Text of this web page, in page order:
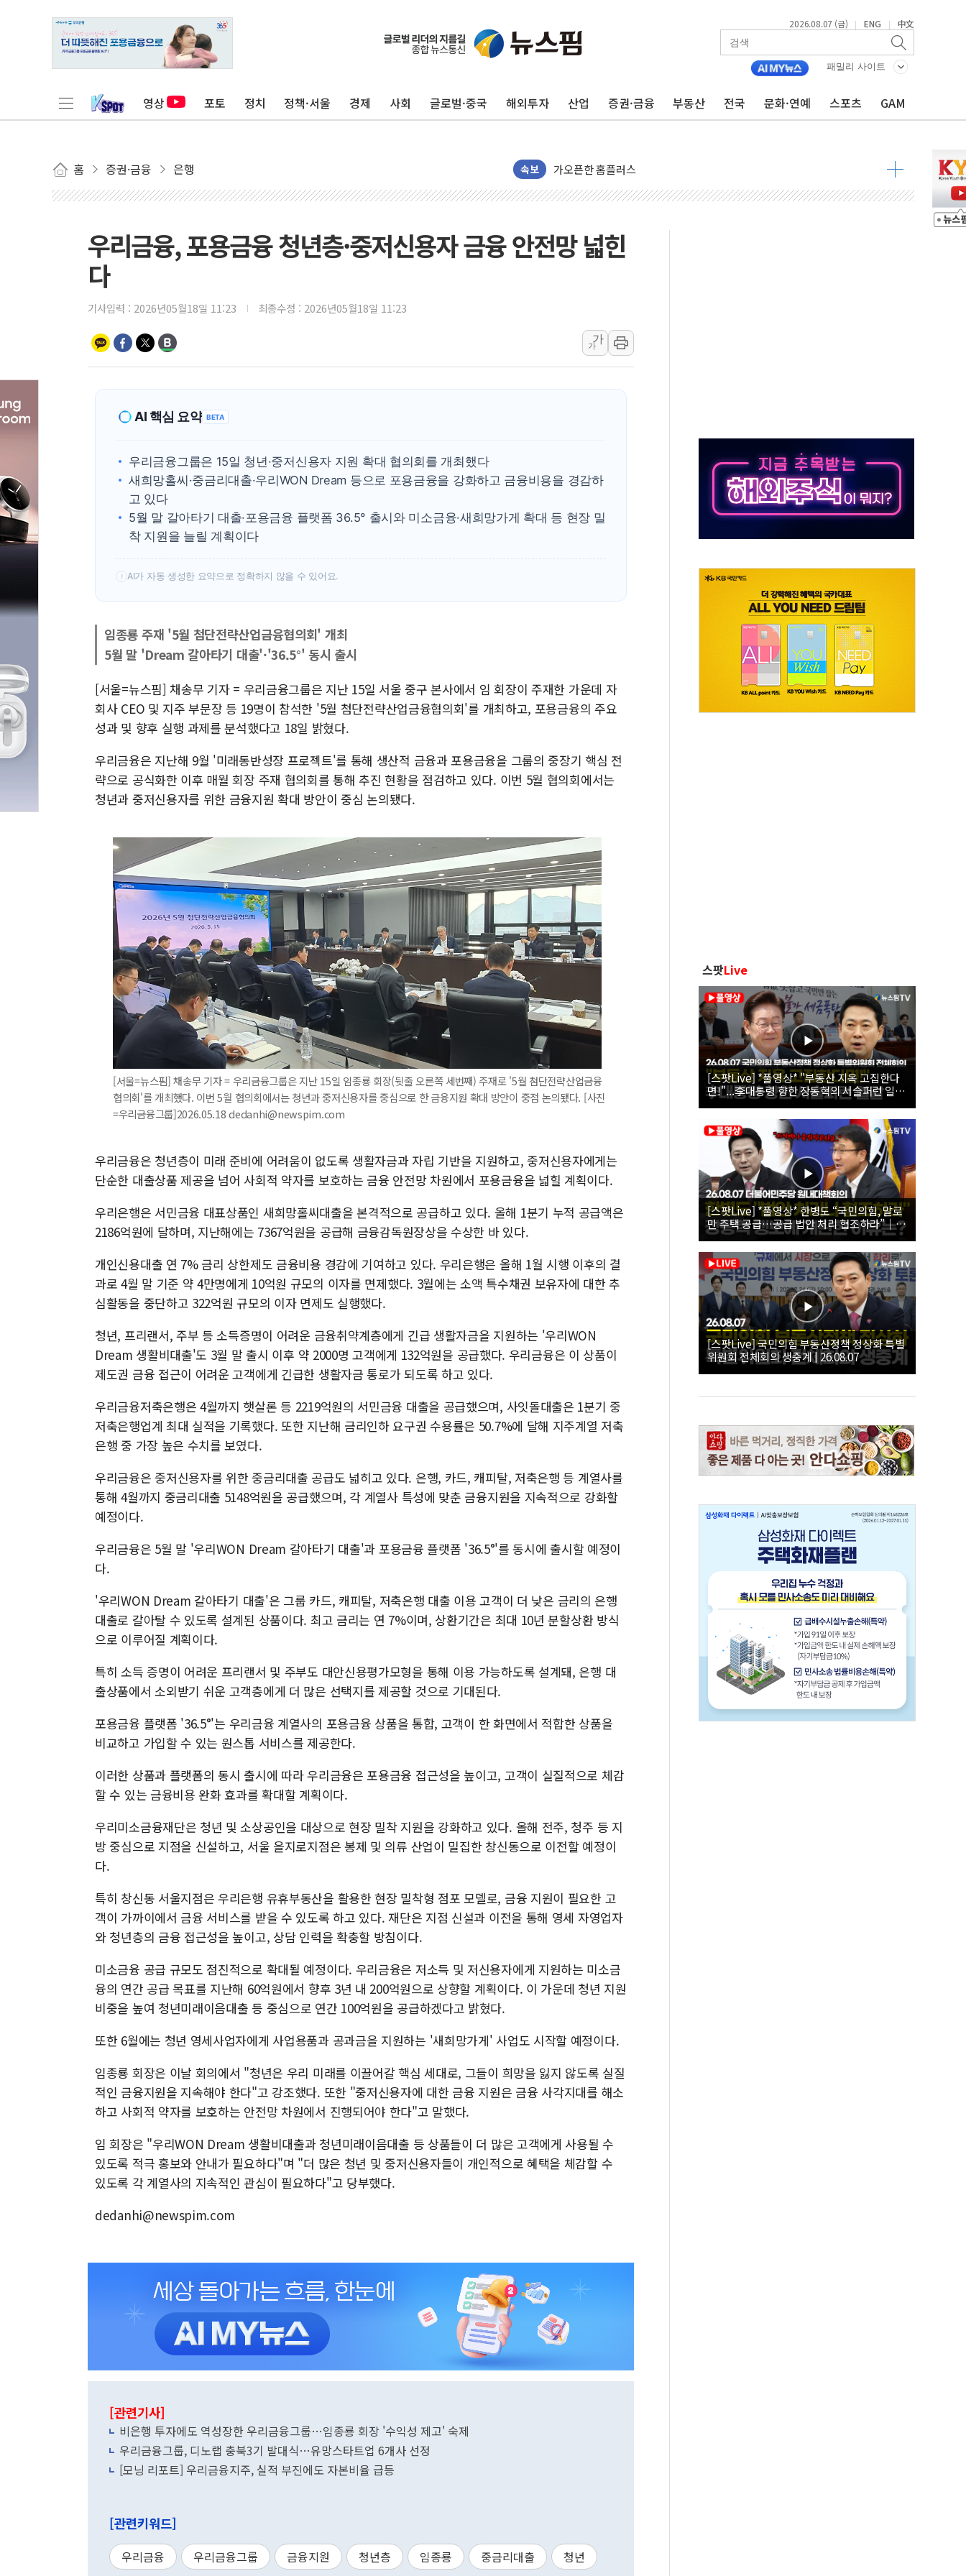
2026.08.07 (금) | ENG | 中文
패밀리 사이트
영상 포토 정치 정책·서울 경제 사회 글로벌·중국 해외투자 산업 증권·금융 부동산 전국 문화·연예 스포츠 GAM
홈 증권·금융 은행 속보
서울시, 정비사업으로 주택 36% 늘었다...공급부족 전 시장 규제 탓 커
신인류콘텐츠, 핀란드 AI 기업 Audission Oy와 운영 파트너십 체결
[AI 카드뉴스] 기후변화가 바꾼 대한민국 여름
국민의힘 윤리위, '부산 돌려차기 발언' 논란 서범수·진종오 징계절차 개시
[시승기] 공간·승차감 잡은 볼보 EX90…'올 터치'는 호불호
가오픈한 홈플러스
에어로케이항공, 청주-중국 청두 노선 운항허가 취득...중국 노선 다변화
네이버, AI 브리핑 도입 후 블로그 창작자 지원 규모 2배 확대
SKT, '8월 월간 럭키 페스타' 실시...휴대폰 결제 최대 6000원 할인
LG헬로비전 '헬로모바일', 교보문고 제휴 전자책 요금제 출시
해군1함대 '창설 80주년' 기념식...지역축제 '불금전파, 송정'과 상생
우리금융, 포용금융 청년층·중저신용자 금융 안전망 넓힌
다
기사입력 : 2026년05월18일 11:23 최종수정 : 2026년05월18일 11:23
가
가
AI 핵심 요약 BETA
우리금융그룹은 15일 청년·중저신용자 지원 확대 협의회를 개최했다
새희망홀씨·중금리대출·우리WON Dream 등으로 포용금융을 강화하고 금융비용을 경감하
고 있다
5월 말 갈아타기 대출·포용금융 플랫폼 36.5° 출시와 미소금융·새희망가게 확대 등 현장 밀
착 지원을 늘릴 계획이다
! AI가 자동 생성한 요약으로 정확하지 않을 수 있어요.
임종룡 주재 '5월 첨단전략산업금융협의회' 개최
5월 말 'Dream 갈아타기 대출'·'36.5°' 동시 출시
[서울=뉴스핌] 채송무 기자 = 우리금융그룹은 지난 15일 서울 중구 본사에서 임 회장이 주재한 가운데 자
회사 CEO 및 지주 부문장 등 19명이 참석한 '5월 첨단전략산업금융협의회'를 개최하고, 포용금융의 주요
성과 및 향후 실행 과제를 분석했다고 18일 밝혔다.
우리금융은 지난해 9월 '미래동반성장 프로젝트'를 통해 생산적 금융과 포용금융을 그룹의 중장기 핵심 전
략으로 공식화한 이후 매월 회장 주재 협의회를 통해 추진 현황을 점검하고 있다. 이번 5월 협의회에서는
청년과 중저신용자를 위한 금융지원 확대 방안이 중심 논의됐다.
[서울=뉴스핌] 채송무 기자 = 우리금융그룹은 지난 15일 임종룡 회장(뒷줄 오른쪽 세번째) 주재로 '5월 첨단전략산업금융
협의회'를 개최했다. 이번 5월 협의회에서는 청년과 중저신용자를 중심으로 한 금융지원 확대 방안이 중점 논의됐다. [사진
=우리금융그룹]2026.05.18 dedanhi@newspim.com
우리금융은 청년층이 미래 준비에 어려움이 없도록 생활자금과 자립 기반을 지원하고, 중저신용자에게는
단순한 대출상품 제공을 넘어 사회적 약자를 보호하는 금융 안전망 차원에서 포용금융을 넓힐 계획이다.
우리은행은 서민금융 대표상품인 새희망홀씨대출을 본격적으로 공급하고 있다. 올해 1분기 누적 공급액은
2186억원에 달하며, 지난해에는 7367억원을 공급해 금융감독원장상을 수상한 바 있다.
개인신용대출 연 7% 금리 상한제도 금융비용 경감에 기여하고 있다. 우리은행은 올해 1월 시행 이후의 결
과로 4월 말 기준 약 4만명에게 10억원 규모의 이자를 면제했다. 3월에는 소액 특수채권 보유자에 대한 추
심활동을 중단하고 322억원 규모의 이자 면제도 실행했다.
청년, 프리랜서, 주부 등 소득증명이 어려운 금융취약계층에게 긴급 생활자금을 지원하는 '우리WON
Dream 생활비대출'도 3월 말 출시 이후 약 2000명 고객에게 132억원을 공급했다. 우리금융은 이 상품이
제도권 금융 접근이 어려운 고객에게 긴급한 생활자금 통로가 되도록 하고 있다.
우리금융저축은행은 4월까지 햇살론 등 2219억원의 서민금융 대출을 공급했으며, 사잇돌대출은 1분기 중
저축은행업계 최대 실적을 기록했다. 또한 지난해 금리인하 요구권 수용률은 50.7%에 달해 지주계열 저축
은행 중 가장 높은 수치를 보였다.
우리금융은 중저신용자를 위한 중금리대출 공급도 넓히고 있다. 은행, 카드, 캐피탈, 저축은행 등 계열사를
통해 4월까지 중금리대출 5148억원을 공급했으며, 각 계열사 특성에 맞춘 금융지원을 지속적으로 강화할
예정이다.
우리금융은 5월 말 '우리WON Dream 갈아타기 대출'과 포용금융 플랫폼 '36.5°'를 동시에 출시할 예정이
다.
'우리WON Dream 갈아타기 대출'은 그룹 카드, 캐피탈, 저축은행 대출 이용 고객이 더 낮은 금리의 은행
대출로 갈아탈 수 있도록 설계된 상품이다. 최고 금리는 연 7%이며, 상환기간은 최대 10년 분할상환 방식
으로 이루어질 계획이다.
특히 소득 증명이 어려운 프리랜서 및 주부도 대안신용평가모형을 통해 이용 가능하도록 설계돼, 은행 대
출상품에서 소외받기 쉬운 고객층에게 더 많은 선택지를 제공할 것으로 기대된다.
포용금융 플랫폼 '36.5°'는 우리금융 계열사의 포용금융 상품을 통합, 고객이 한 화면에서 적합한 상품을
비교하고 가입할 수 있는 원스톱 서비스를 제공한다.
이러한 상품과 플랫폼의 동시 출시에 따라 우리금융은 포용금융 접근성을 높이고, 고객이 실질적으로 체감
할 수 있는 금융비용 완화 효과를 확대할 계획이다.
우리미소금융재단은 청년 및 소상공인을 대상으로 현장 밀착 지원을 강화하고 있다. 올해 전주, 청주 등 지
방 중심으로 지점을 신설하고, 서울 을지로지점은 봉제 및 의류 산업이 밀집한 창신동으로 이전할 예정이
다.
특히 창신동 서울지점은 우리은행 유휴부동산을 활용한 현장 밀착형 점포 모델로, 금융 지원이 필요한 고
객이 가까이에서 금융 서비스를 받을 수 있도록 하고 있다. 재단은 지점 신설과 이전을 통해 영세 자영업자
와 청년층의 금융 접근성을 높이고, 상담 인력을 확충할 방침이다.
미소금융 공급 규모도 점진적으로 확대될 예정이다. 우리금융은 저소득 및 저신용자에게 지원하는 미소금
융의 연간 공급 목표를 지난해 60억원에서 향후 3년 내 200억원으로 상향할 계획이다. 이 가운데 청년 지원
비중을 높여 청년미래이음대출 등 중심으로 연간 100억원을 공급하겠다고 밝혔다.
또한 6월에는 청년 영세사업자에게 사업용품과 공과금을 지원하는 '새희망가게' 사업도 시작할 예정이다.
임종룡 회장은 이날 회의에서 "청년은 우리 미래를 이끌어갈 핵심 세대로, 그들이 희망을 잃지 않도록 실질
적인 금융지원을 지속해야 한다"고 강조했다. 또한 "중저신용자에 대한 금융 지원은 금융 사각지대를 해소
하고 사회적 약자를 보호하는 안전망 차원에서 진행되어야 한다"고 말했다.
임 회장은 "우리WON Dream 생활비대출과 청년미래이음대출 등 상품들이 더 많은 고객에게 사용될 수
있도록 적극 홍보와 안내가 필요하다"며 "더 많은 청년 및 중저신용자들이 개인적으로 혜택을 체감할 수
있도록 각 계열사의 지속적인 관심이 필요하다"고 당부했다.
dedanhi@newspim.com
[관련기사]
비은행 투자에도 역성장한 우리금융그룹…임종룡 회장 '수익성 제고' 숙제
우리금융그룹, 디노랩 충북3기 발대식…유망스타트업 6개사 선정
[모닝 리포트] 우리금융지주, 실적 부진에도 자본비율 급등
[관련키워드]
우리금융 우리금융그룹 금융지원 청년층 임종룡 중금리대출 청년
스팟Live
[스팟Live] *풀영상* "부동산 지옥 고집한다
면!"...李대통령 향한 장동혁의 서슬퍼런 일갈
| 26.08.07 국민의힘 부동산정책 정상화 특별
위원회 전체회의
[스팟Live] *풀영상* 한병도 “국민의힘, 말로
만 주택 공급…공급 법안 처리 협조하라”｜
26.08.07 더불어민주당 원내대책회의
[스팟Live] 국민의힘 부동산정책 정상화 특별
위원회 전체회의 생중계 | 26.08.07